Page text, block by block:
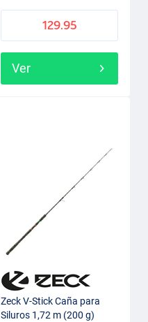
129.95
Ver
Zeck V-Stick Caña para
Siluros 1,72 m (200 g)